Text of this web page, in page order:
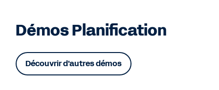
Démos Planification
Découvrir d'autres démos